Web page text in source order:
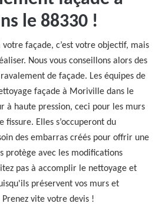
le 88330 !
votre façade, c’est votre objectif, mais
Nous vous conseillons alors des
de façade. Les équipes de
façade à Moriville dans le
à haute pression, ceci pour les murs
fissure. Elles s’occuperont du
des embarras créés pour offrir une
protège avec les modifications
pas à accomplir le nettoyage et
préservent vos murs et
vite votre devis !